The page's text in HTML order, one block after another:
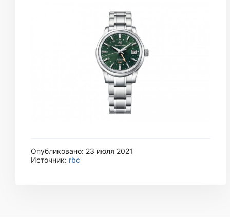
Опубликовано: 23 июля 2021
Источник: rbc